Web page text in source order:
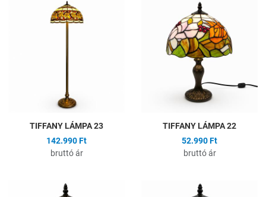
Hozzáadás a kívánságlistához
Összehasonlítás
Gyors nézet
TIFFANY LÁMPA 23
142.990 Ft
bruttó ár
TIFFANY LÁMPA 22
52.990 Ft
bruttó ár
Hozzáadás a kívánságlistához